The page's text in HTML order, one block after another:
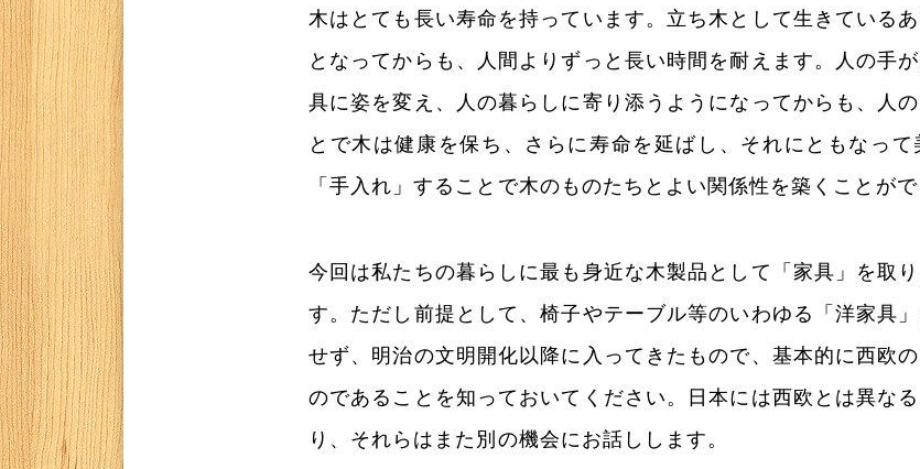
木はとても長い寿命を持っています。立ち木として生きている
となってからも、人間よりずっと長い時間を耐えます。人の手
具に姿を変え、人の暮らしに寄り添うようになってからも、人
とで木は健康を保ち、さらに寿命を延ばし、それにともなっ
「手入れ」することで木のものたちとよい関係性を築くことがで
今回は私たちの暮らしに最も身近な木製品として「家具」を取
す。ただし前提として、椅子やテーブル等のいわゆる「洋家具
せず、明治の文明開化以降に入ってきたもので、基本的に西欧
のであることを知っておいてください。日本には西欧とは異な
り、それらはまた別の機会にお話しします。